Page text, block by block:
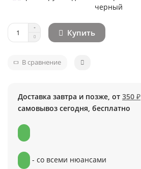
черный
Купить
В сравнение
Доставка завтра и позже, от 350 ₽
самовывоз сегодня, бесплатно
- со всеми нюансами